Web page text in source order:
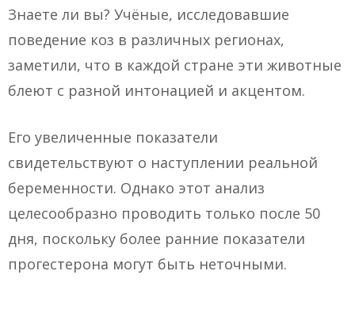
Знаете ли вы? Учёные, исследовавшие
поведение коз в различных регионах,
заметили, что в каждой стране эти животные
блеют с разной интонацией и акцентом.
Его увеличенные показатели
свидетельствуют о наступлении реальной
беременности. Однако этот анализ
целесообразно проводить только после 50
дня, поскольку более ранние показатели
прогестерона могут быть неточными.